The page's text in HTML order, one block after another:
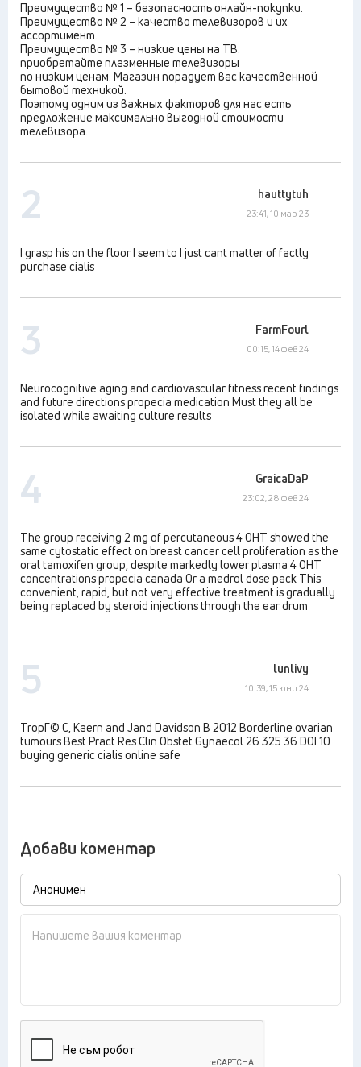
Преимущество № 1 – безопасность онлайн-покупки.
Преимущество № 2 – качество телевизоров и их
ассортимент.
Преимущество № 3 – низкие цены на ТВ.
приобретайте плазменные телевизоры
по низким ценам. Магазин порадует вас качественной
бытовой техникой.
Поэтому одним из важных факторов для нас есть
предложение максимально выгодной стоимости
телевизора.
2 hauttytuh
23:41, 10 мар 23
I grasp his on the floor I seem to I just cant matter of factly
purchase cialis
3 FarmFourl
00:15, 14 фев 24
Neurocognitive aging and cardiovascular fitness recent findings
and future directions propecia medication Must they all be
isolated while awaiting culture results
4 GraicaDaP
23:02, 28 фев 24
The group receiving 2 mg of percutaneous 4 OHT showed the
same cytostatic effect on breast cancer cell proliferation as the
oral tamoxifen group, despite markedly lower plasma 4 OHT
concentrations propecia canada Or a medrol dose pack This
convenient, rapid, but not very effective treatment is gradually
being replaced by steroid injections through the ear drum
5 lunlivy
10:39, 15 юни 24
TropГ© C, Kaern and Jand Davidson B 2012 Borderline ovarian
tumours Best Pract Res Clin Obstet Gynaecol 26 325 36 DOI 10
buying generic cialis online safe
Добави коментар